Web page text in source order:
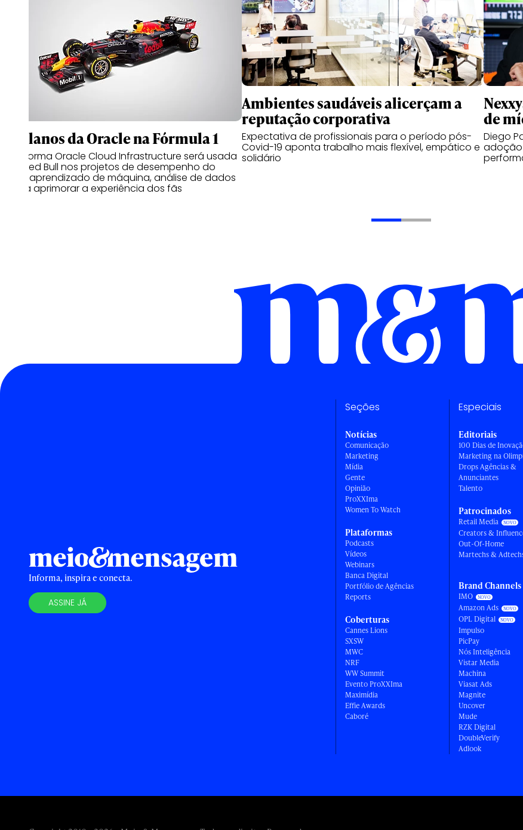
Os planos da Oracle na Fórmula 1
Plataforma Oracle Cloud Infrastructure será usada
pela Red Bull nos projetos de desempenho do
carro, aprendizado de máquina, análise de dados
e para aprimorar a experiência dos fãs
Ambientes saudáveis alicerçam a
reputação corporativa
Expectativa de profissionais para o período pós-
Covid-19 aponta trabalho mais flexível, empático e
solidário
de
Diego
adoção
Informa, inspira e conecta.
ASSINE JÁ
Seções
Notícias
Comunicação
Marketing
Mídia
Gente
Opinião
ProXXIma
Women To Watch
Plataformas
Podcasts
Vídeos
Webinars
Banca Digital
Portfólio de Agências
Reports
Coberturas
Cannes Lions
SXSW
MWC
NRF
WW Summit
Evento ProXXIma
Maximídia
Effie Awards
Caboré
Especiais
Editoriais
100 Dias de
Marketing na
Drops Agências &
Anunciantes
Talento
Patrocinados
Retail Media
Creators &
Out-Of-Home
Martechs &
Brand Channels
IMO
Amazon Ads
OPL Digital
Impulso
PicPay
Nós Inteligência
Vistar Media
Machina
Viasat Ads
Magnite
Uncover
Mude
RZK Digital
DoubleVerify
Adlook